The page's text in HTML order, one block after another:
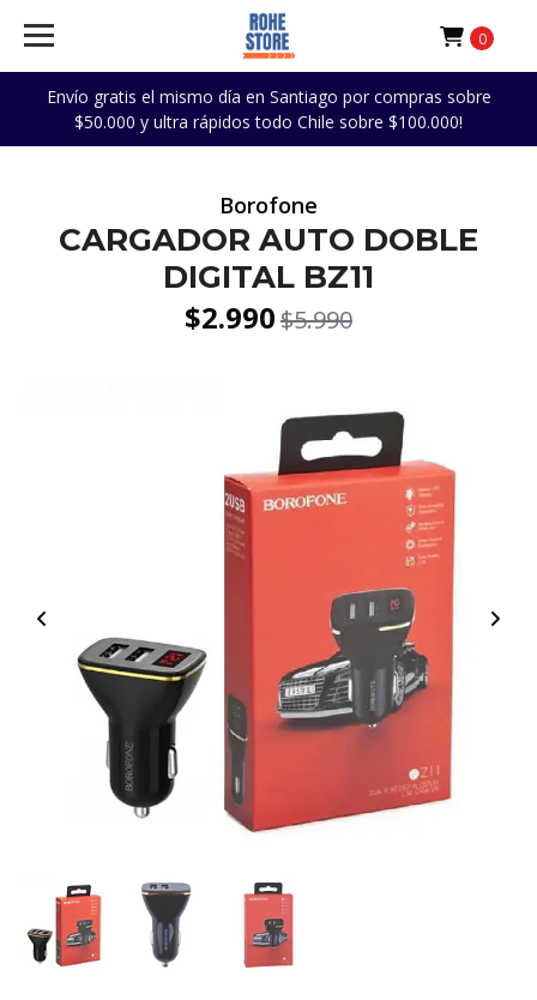
Envío gratis el mismo día en Santiago por compras sobre
$50.000 y ultra rápidos todo Chile sobre $100.000!
0
Borofone
CARGADOR AUTO DOBLE
DIGITAL BZ11
$2.990$5.990